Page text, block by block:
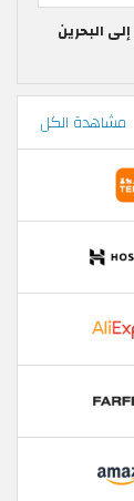
من دبي إلى البحرين
مشاهدة الكل